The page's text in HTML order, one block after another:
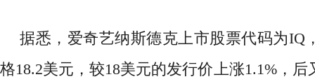
据悉，爱奇艺纳斯德克上市股票代码为IQ
格18.2美元，较18美元的发行价上涨1.1%，后